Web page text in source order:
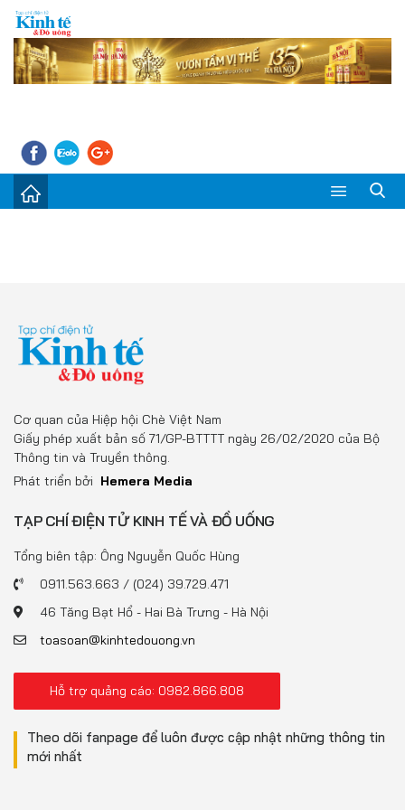
Thị trường
Doanh nghiệp – Doanh nhân
Đồ uống
Pháp luật
Multimedia
Cơ quan của Hiệp hội Chè Việt Nam
Giấy phép xuất bản số 71/GP-BTTTT ngày 26/02/2020 của Bộ
Thông tin và Truyền thông.
Phát triển bởi Hemera Media
TẠP CHÍ ĐIỆN TỬ KINH TẾ VÀ ĐỒ UỐNG
Tổng biên tập: Ông Nguyễn Quốc Hùng
0911.563.663 / (024) 39.729.471
46 Tăng Bạt Hổ - Hai Bà Trưng - Hà Nội
toasoan@kinhtedouong.vn
Hỗ trợ quảng cáo: 0982.866.808
Theo dõi fanpage để luôn được cập nhật những thông tin
mới nhất